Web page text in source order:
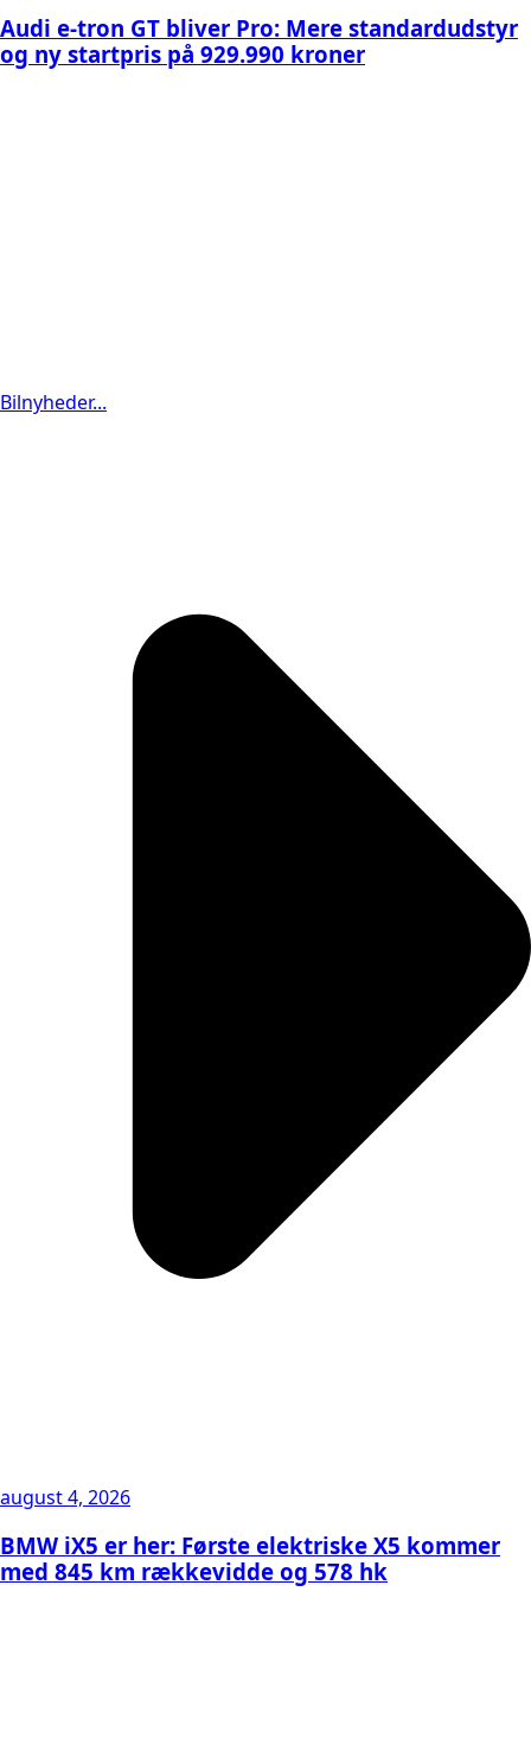
Audi e-tron GT bliver Pro: Mere standardudstyr
og ny startpris på 929.990 kroner
Bilnyheder...
august 4, 2026
BMW iX5 er her: Første elektriske X5 kommer
med 845 km rækkevidde og 578 hk